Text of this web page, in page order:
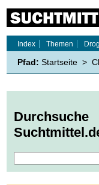
Index
Themen
Pfad: Startseite >
Durchsuche